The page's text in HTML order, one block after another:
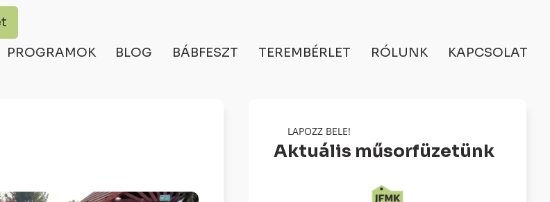
PROGRAMOK BLOG BÁBFESZT TEREMBÉRLET RÓLUNK KAPCSOLAT
LAPOZZ BELE!
Aktuális műsorfüzetünk